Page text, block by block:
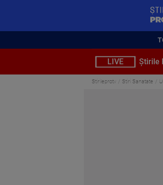
LIVE Știrile
Stirileprotv Stiri Sanatate